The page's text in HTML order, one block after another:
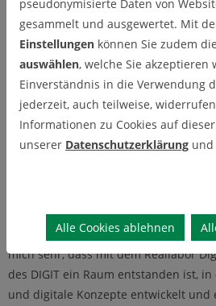
Der Zugang zum Service erfolgt über
Reallabor-DCE“ von Sense4Future,
iOS AppleStore als kostenloser
Registrierung melden die
Lieferwunsch einer EAG-Box an,
durch die KWB zu einem genannten
Adresse erfolgt. Ist die Sammelbox
Nutzerinnen und Nutzer den
Circles-App. Der Liefer- und
Bürgerinnen und Bürger kostenfrei.
innovativen Recycling-Konzept
mich sehr, dass mit dem Reallabor
des DIGIT ein Raum entstanden ist,
und digitale Konzepte entwickelt und
pseudonymisierte Daten von
gesammelt und ausgewertet. Mit
Einstellungen können Sie zudem die
auswählen, welche Sie akzeptieren
Einverständnis in die Verwendung
jederzeit, auch teilweise,
Informationen zu Cookies auf
unserer Datenschutzerklärung und
Alle Cookies ablehnen